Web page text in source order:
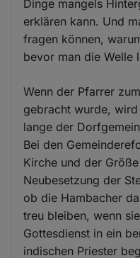
Dinge mangels
erklären kann. Und
fragen können,
bevor man die Welle
Wenn der Pfarrer
gebracht wurde,
lange der
Bei den
Kirche und der
Neubesetzung der
ob die Hambacher
treu bleiben, wenn
Gottesdienst in ein
indischen Priester